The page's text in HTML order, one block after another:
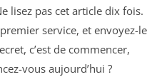
lisez pas cet article dix fois.
service, et envoyez-le
c’est de commencer,
vous aujourd’hui ?